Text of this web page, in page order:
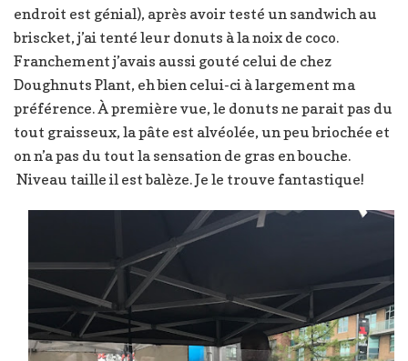
endroit est génial), après avoir testé un sandwich au
briscket, j’ai tenté leur donuts à la noix de coco.
Franchement j’avais aussi gouté celui de chez
Doughnuts Plant, eh bien celui-ci à largement ma
préférence. À première vue, le donuts ne parait pas du
tout graisseux, la pâte est alvéolée, un peu briochée et
on n’a pas du tout la sensation de gras en bouche.
Niveau taille il est balèze. Je le trouve fantastique!